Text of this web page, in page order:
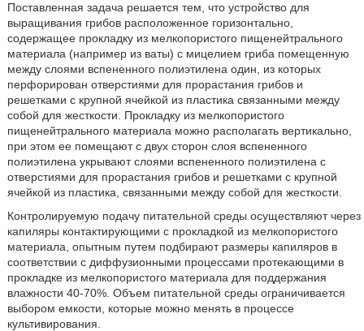
Поставленная задача решается тем, что устройство для
выращивания грибов расположенное горизонтально,
содержащее прокладку из мелкопористого пищенейтрального
материала (например из ваты) с мицелием гриба помещенную
между слоями вспененного полиэтилена один, из которых
перфорирован отверстиями для прорастания грибов и
решетками с крупной ячейкой из пластика связанными между
собой для жесткости. Прокладку из мелкопористого
пищенейтрального материала можно располагать вертикально,
при этом ее помещают с двух сторон слоя вспененного
полиэтилена укрывают слоями вспененного полиэтилена с
отверстиями для прорастания грибов и решетками с крупной
ячейкой из пластика, связанными между собой для жесткости.
Контролируемую подачу питательной среды осуществляют через
капиляры контактирующими с прокладкой из мелкопористого
материала, опытным путем подбирают размеры капиляров в
соответствии с диффузионными процессами протекающими в
прокладке из мелкопористого материала для поддержания
влажности 40-70%. Объем питательной среды ограничивается
выбором емкости, которые можно менять в процессе
культивирования.